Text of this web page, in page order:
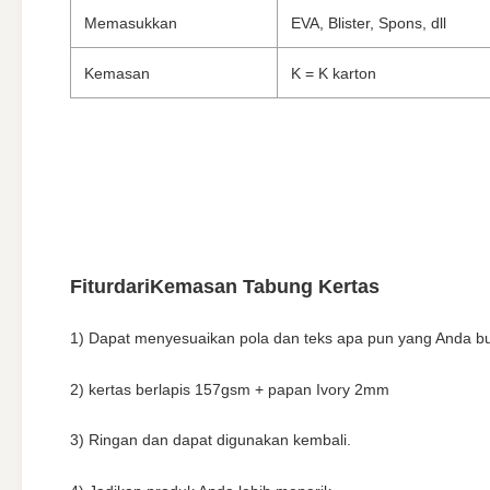
Memasukkan EVA, Blister, Spons, dll
Kemasan K = K karton
FiturdariKemasan Tabung Kertas
1) Dapat menyesuaikan pola dan teks apa pun yang Anda
2) kertas berlapis 157gsm + papan Ivory 2mm
3) Ringan dan dapat digunakan kembali.